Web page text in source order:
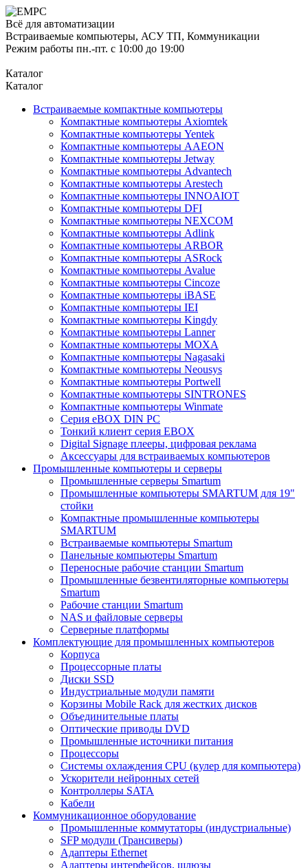
Всё для автоматизации
Встраиваемые компьютеры, АСУ ТП, Коммуникации
Режим работы пн.-пт. с 10:00 до 19:00
Каталог
Каталог
Встраиваемые компактные компьютеры
Компактные компьютеры Axiomtek
Компактные компьютеры Yentek
Компактные компьютеры AAEON
Компактные компьютеры Jetway
Компактные компьютеры Advantech
Компактные компьютеры Arestech
Компактные компьютеры INNOAIOT
Компактные компьютеры DFI
Компактные компьютеры NEXCOM
Компактные компьютеры Adlink
Компактные компьютеры ARBOR
Компактные компьютеры ASRock
Компактные компьютеры Avalue
Компактные компьютеры Cincoze
Компактные компьютеры iBASE
Компактные компьютеры IEI
Компактные компьютеры Kingdy
Компактные компьютеры Lanner
Компактные компьютеры MOXA
Компактные компьютеры Nagasaki
Компактные компьютеры Neousys
Компактные компьютеры Portwell
Компактные компьютеры SINTRONES
Компактные компьютеры Winmate
Серия eBOX DIN PC
Тонкий клиент серия EBOX
Digital Signage плееры, цифровая реклама
Аксессуары для встраиваемых компьютеров
Промышленные компьютеры и серверы
Промышленные серверы Smartum
Промышленные компьютеры SMARTUM для 19"
стойки
Компактные промышленные компьютеры
SMARTUM
Встраиваемые компьютеры Smartum
Панельные компьютеры Smartum
Переносные рабочие станции Smartum
Промышленные безвентиляторные компьютеры
Smartum
Рабочие станции Smartum
NAS и файловые серверы
Серверные платформы
Комплектующие для промышленных компьютеров
Корпуса
Процессорные платы
Диски SSD
Индустриальные модули памяти
Корзины Mobile Rack для жестких дисков
Объединительные платы
Оптические приводы DVD
Промышленные источники питания
Процессоры
Системы охлаждения CPU (кулер для компьютера)
Ускорители нейронных сетей
Контроллеры SATA
Кабели
Коммуникационное оборудование
Промышленные коммутаторы (индустриальные)
SFP модули (Трансиверы)
Адаптеры Ethernet
Адаптеры интерфейсов, шлюзы